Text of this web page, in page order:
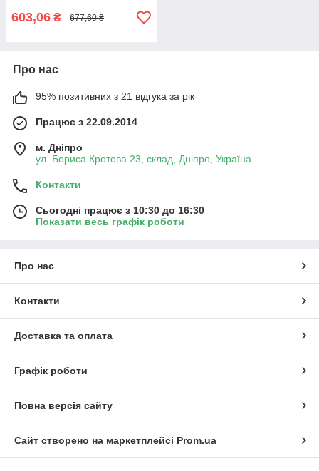
603,06 ₴ 677,60 ₴
Про нас
95% позитивних з 21 відгука за рік
Працює з 22.09.2014
м. Дніпро
ул. Бориса Кротова 23, склад, Дніпро, Україна
Контакти
Сьогодні працює з 10:30 до 16:30
Показати весь графік роботи
Про нас
Контакти
Доставка та оплата
Графік роботи
Повна версія сайту
Сайт створено на маркетплейсі Prom.ua